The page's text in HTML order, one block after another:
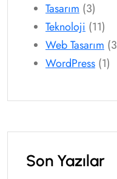
Tasarım (3)
Teknoloji (11)
Web Tasarım
WordPress (1)
Son Yazılar